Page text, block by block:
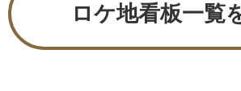
と映画『おばあち
ロケ地看板一覧